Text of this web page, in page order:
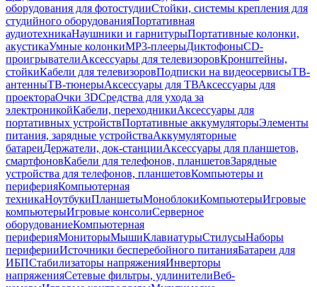
оборудования для фотостудииСтойки, системы крепления для
студийного оборудованияПортативная
аудиотехникаНаушники и гарнитурыПортативные колонки,
акустикаУмные колонкиMP3-плеерыДиктофоныCD-
проигрывателиАксессуары для телевизоровКронштейны,
стойкиКабели для телевизоровПодписки на видеосервисыТВ-
антенныТВ-тюнерыАксессуары для ТВАксессуары для
проектораОчки 3DСредства для ухода за
электроникойКабели, переходникиАксессуары для
портативных устройствПортативные аккумуляторыЭлементы
питания, зарядные устройстваАккумуляторные
батареиДержатели, док-станцииАксессуары для планшетов,
смартфоновКабели для телефонов, планшетовЗарядные
устройства для телефонов, планшетовКомпьютеры и
периферияКомпьютерная
техникаНоутбукиПланшетыМоноблокиКомпьютерыИгровые
компьютерыИгровые консолиСерверное
оборудованиеКомпьютерная
периферияМониторыМышиКлавиатурыСтилусыНаборы
периферииИсточники бесперебойного питанияБатареи для
ИБПСтабилизаторы напряженияИнверторы
напряженияСетевые фильтры, удлинителиВеб-